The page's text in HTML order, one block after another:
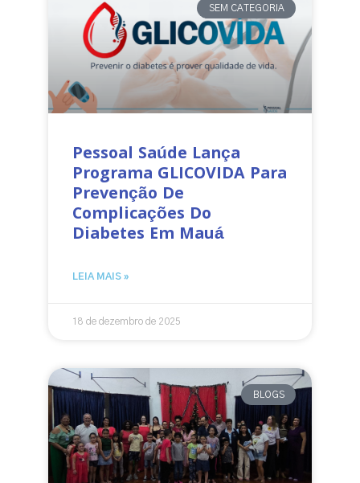
SEM CATEGORIA
Pessoal Saúde Lança
Programa GLICOVIDA Para
Prevenção De
Complicações Do
Diabetes Em Mauá
LEIA MAIS »
18 de dezembro de 2025
BLOGS